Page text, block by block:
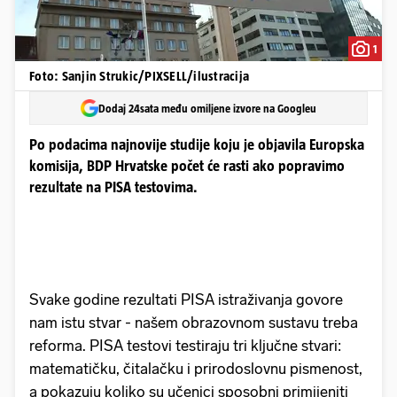
1
Foto: Sanjin Strukic/PIXSELL/ilustracija
Dodaj 24sata među omiljene izvore na Googleu
Po podacima najnovije studije koju je objavila Europska
komisija, BDP Hrvatske počet će rasti ako popravimo
rezultate na PISA testovima.
Svake godine rezultati PISA istraživanja govore
nam istu stvar - našem obrazovnom sustavu treba
reforma. PISA testovi testiraju tri ključne stvari:
matematičku, čitalačku i prirodoslovnu pismenost,
a pokazuju koliko su učenici sposobni primijeniti